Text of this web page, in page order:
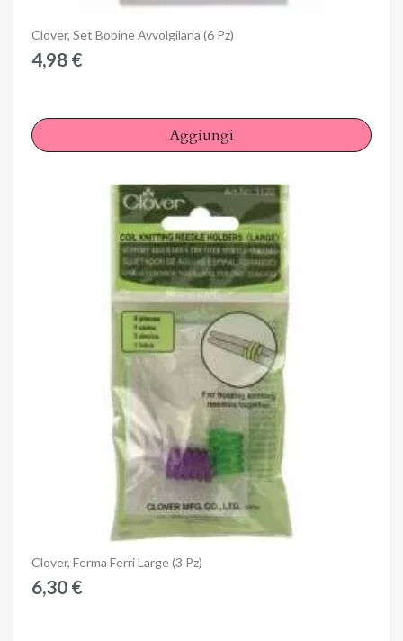
Anteprima
Clover, Set Bobine Avvolgilana (6 Pz)
4,98 €
Aggiungi
Anteprima
Clover, Ferma Ferri Large (3 Pz)
6,30 €
You need to be logged in to save products in your wish